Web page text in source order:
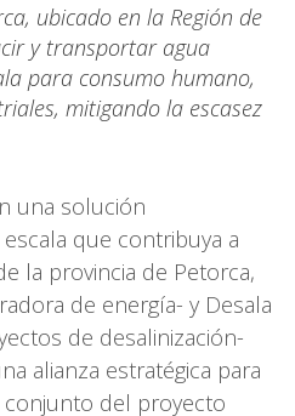
ubicado en la Región de
y transportar agua
para consumo humano,
mitigando la escasez
una solución
que contribuya a
la provincia de Petorca,
de energía- y Desala
de desalinización-
alianza estratégica para
del proyecto